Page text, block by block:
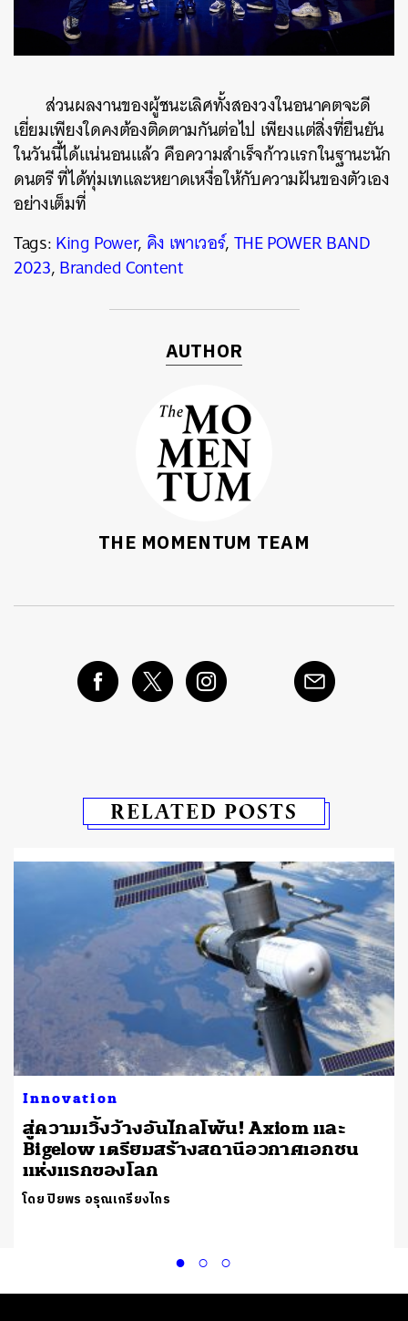
ส่วนผลงานของผู้ชนะเลิศทั้งสองวงในอนาคตจะดี
เยี่ยมเพียงใดคงต้องติดตามกันต่อไป เพียงแต่สิ่งที่ยืนยัน
ในวันนี้ได้แน่นอนแล้ว คือความสำเร็จก้าวแรกในฐานะนัก
ดนตรี ที่ได้ทุ่มเทและหยาดเหงื่อให้กับความฝันของตัวเอง
อย่างเต็มที่
Tags:King Power, คิง เพาเวอร์,THE POWER BAND
2023,Branded Content
AUTHOR
THE MOMENTUM TEAM
RELATED POSTS
Innovation
สู่ความเวิ้งว้างอันไกลโพ้น! Axiom และ
Bigelow เตรียมสร้างสถานีอวกาศเอกชน
แห่งแรกของโลก
โดย ปิยพร อรุณเกรียงไกร